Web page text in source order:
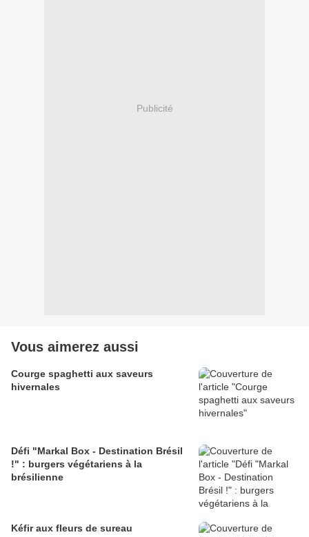
Publicité
Vous aimerez aussi
Courge spaghetti aux saveurs
hivernales
Défi "Markal Box - Destination Brésil
!" : burgers végétariens à la
brésilienne
Kéfir aux fleurs de sureau